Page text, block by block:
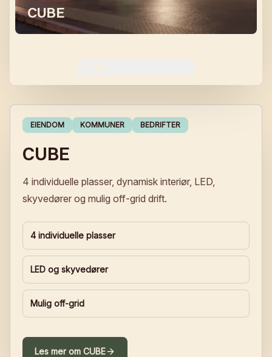
CUBE
EIENDOM KOMMUNER BEDRIFTER
CUBE
4 individuelle plasser, dynamisk interiør, LED,
skyvedører og mulig off-grid drift.
4 individuelle plasser
LED og skyvedører
Mulig off-grid
Les mer om CUBE